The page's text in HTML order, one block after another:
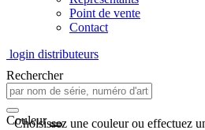
Point de vente
Contact
login distributeurs
Rechercher
Couleur
Choisissez une couleur ou effectuez